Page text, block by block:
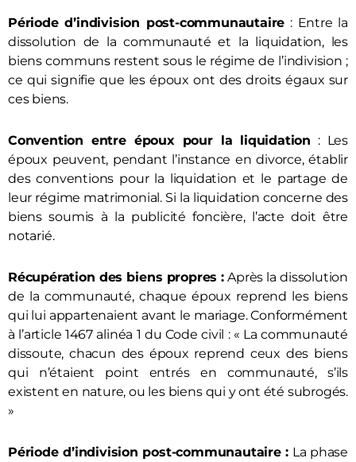
Période d’indivision post-communautaire : Entre la
dissolution de la communauté et la liquidation, les
biens communs restent sous le régime de l’indivision ;
ce qui signifie que les époux ont des droits égaux sur
ces biens.
Convention entre époux pour la liquidation : Les
époux peuvent, pendant l’instance en divorce, établir
des conventions pour la liquidation et le partage de
leur régime matrimonial. Si la liquidation concerne des
biens soumis à la publicité foncière, l’acte doit être
notarié.
Récupération des biens propres : Après la dissolution
de la communauté, chaque époux reprend les biens
qui lui appartenaient avant le mariage. Conformément
à l’article 1467 alinéa 1 du Code civil : « La communauté
dissoute, chacun des époux reprend ceux des biens
qui n’étaient point entrés en communauté, s’ils
existent en nature, ou les biens qui y ont été subrogés.
»
Période d’indivision post-communautaire : La phase